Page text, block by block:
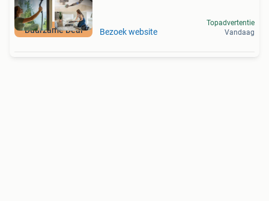
Duurzame Deal Bezoek website
Topadvertentie
Vandaag